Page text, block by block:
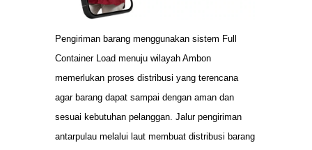
Pengiriman barang menggunakan sistem Full
Container Load menuju wilayah Ambon
memerlukan proses distribusi yang terencana
agar barang dapat sampai dengan aman dan
sesuai kebutuhan pelanggan. Jalur pengiriman
antarpulau melalui laut membuat distribusi barang